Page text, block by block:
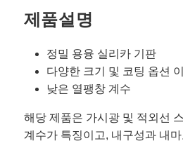
제품설명
정밀 용융 실리카 기판
다양한 크기 및 코팅 옵션
낮은 열팽창 계수
해당 제품은 가시광 및 적외선
계수가 특징이고, 내구성과 내